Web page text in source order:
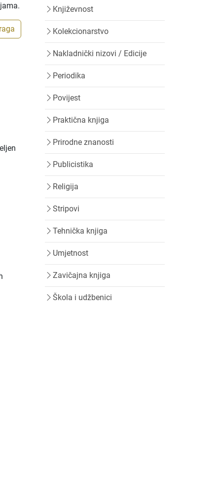
Književnost
Kolekcionarstvo
Nakladnički nizovi / Edicije
Periodika
Povijest
Praktična knjiga
Prirodne znanosti
Publicistika
Religija
Stripovi
Tehnička knjiga
Umjetnost
Zavičajna knjiga
Škola i udžbenici